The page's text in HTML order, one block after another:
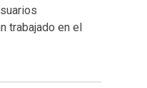
trabajado en el